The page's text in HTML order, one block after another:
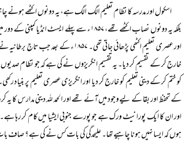
اسکول اور مدرسہ کا نظام تعلیم الگ الگ ہے، یہ دونوں اکٹھے ہونے
بلکہ یہ دونوں نصاب اکٹھے تھے، ۱۸۵۷ء سے پہلے
اور عصری تعلیم اکٹھی پڑھائی جاتی تھی۔
خارج کر کے تقسیم کر دیا۔ یہ تقسیم انگریزوں نے کی ہے کہ جو نظام صدیوں
کو ختم کر کے دینی تعلیم کو خارج کر دیا اور انگریزی عصری تعلیم پر
کے تحفظ اور بقا کے لیے وجود میں آئے تھے اور الحمد للہ دینی مدارس کا
اور ان کا ایک پورا نیٹ ورک ہے جو پورے جنوبی ایشیا میں کام کر رہا
ہوں کہ ایسا نہیں ہونا چاہیے تھا۔ علیحدگی کی بات کس نے کی ہے؟